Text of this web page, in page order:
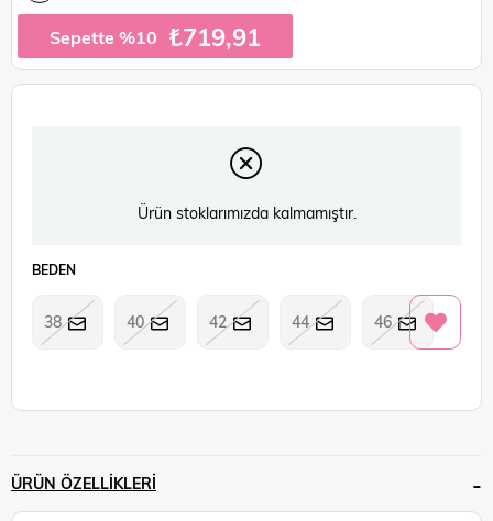
Sepette %10 ₺719,91
Ürün stoklarımızda kalmamıştır.
BEDEN
38 40 42 44 46
ÜRÜN ÖZELLIKLERI